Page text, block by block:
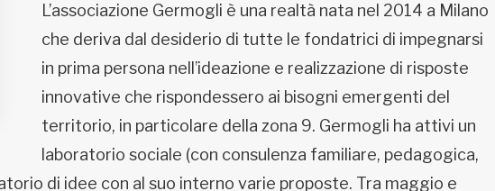
L’associazione Germogli è una realtà nata nel 2014 a Milano
che deriva dal desiderio di tutte le fondatrici di impegnarsi
in prima persona nell’ideazione e realizzazione di risposte
innovative che rispondessero ai bisogni emergenti del
territorio, in particolare della zona 9. Germogli ha attivi un
laboratorio sociale (con consulenza familiare, pedagogica,
di idee con al suo interno varie proposte. Tra maggio e